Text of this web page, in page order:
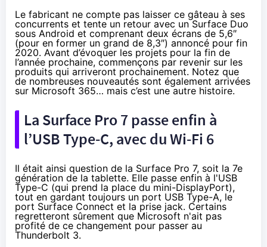
Le fabricant ne compte pas laisser ce gâteau à ses
concurrents et tente un retour avec un Surface Duo
sous Android et comprenant deux écrans de 5,6″
(pour en former un grand de 8,3″) annoncé pour fin
2020. Avant d’évoquer les projets pour la fin de
l’année prochaine, commençons par revenir sur les
produits qui arriveront prochainement. Notez que
de nombreuses nouveautés sont également arrivées
sur Microsoft 365… mais c’est une autre histoire.
La Surface Pro 7 passe enfin à
l’USB Type-C, avec du Wi-Fi 6
Il était ainsi question de la Surface Pro 7, soit la 7e
génération de la tablette. Elle passe enfin à l'USB
Type-C (qui prend la place du mini-DisplayPort),
tout en gardant toujours un port USB Type-A, le
port Surface Connect et la prise jack. Certains
regretteront sûrement que Microsoft n'ait pas
profité de ce changement pour passer au
Thunderbolt 3.